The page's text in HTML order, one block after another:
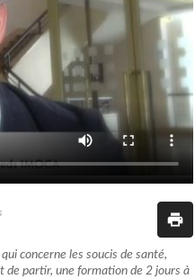
concerne les soucis de santé,
de partir, une formation de 2 jours à